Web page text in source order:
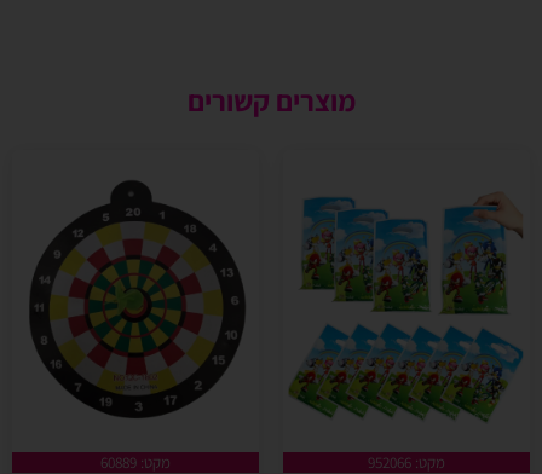
מוצרים קשורים
מקט: 952066 מקט: 60889